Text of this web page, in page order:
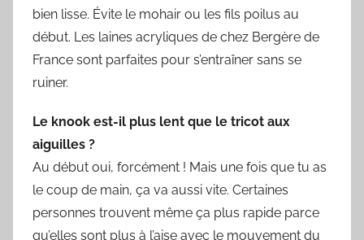
bien lisse. Évite le mohair ou les fils poilus au
début. Les laines acryliques de chez Bergère de
France sont parfaites pour s’entraîner sans se
ruiner.
Le knook est-il plus lent que le tricot aux
aiguilles ?
Au début oui, forcément ! Mais une fois que tu as
le coup de main, ça va aussi vite. Certaines
personnes trouvent même ça plus rapide parce
qu’elles sont plus à l’aise avec le mouvement du